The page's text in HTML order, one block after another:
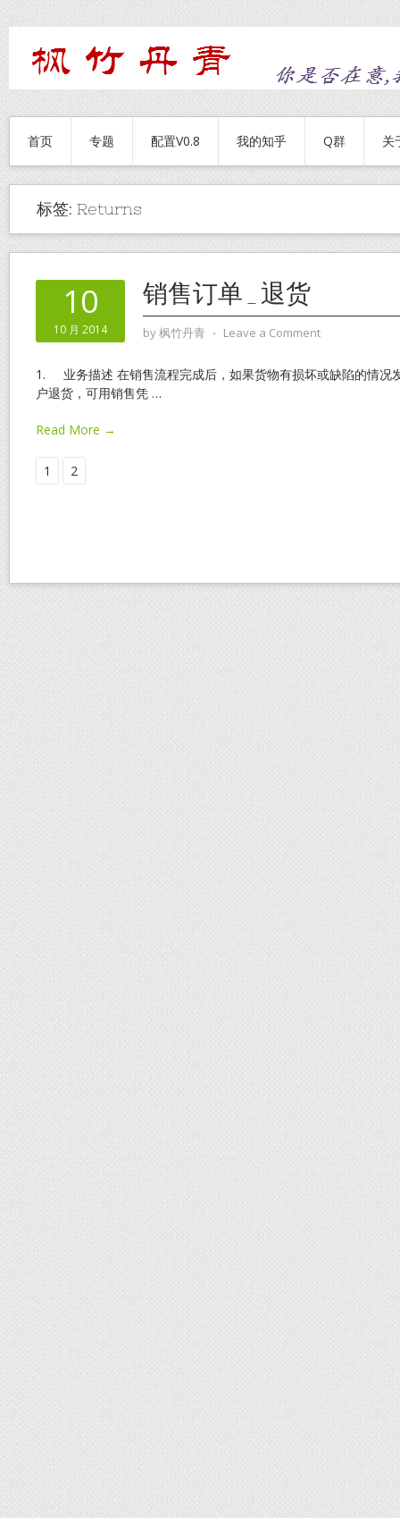
首页 专题 配置V0.8 我的知乎 Q群 关
标签: Returns
10
10 月 2014
销售订单_退货
by枫竹丹青 ⋅ Leave a Comment
1. 业务描述 在销售流程完成后，如果货物有损坏或缺陷的情况
户退货，可用销售凭 …
Read More →
1 2